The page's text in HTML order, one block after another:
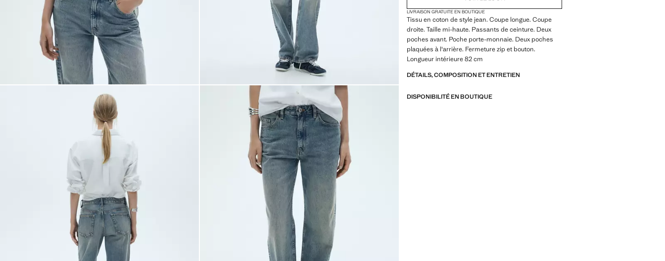
LIVRAISON GRATUITE EN BOUTIQUE
Tissu en coton de style jean. Coupe longue. Coupe
droite. Taille mi-haute. Passants de ceinture. Deux
poches avant. Poche porte-monnaie. Deux poches
plaquées à l'arrière. Fermeture zip et bouton.
Longueur intérieure 82 cm
DÉTAILS, COMPOSITION ET ENTRETIEN
DISPONIBILITÉ EN BOUTIQUE